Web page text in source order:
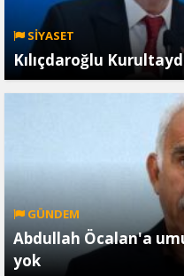
SİYASET
Kılıçdaroğlu
GÜNDEM
Abdullah Öcalan'a
yok